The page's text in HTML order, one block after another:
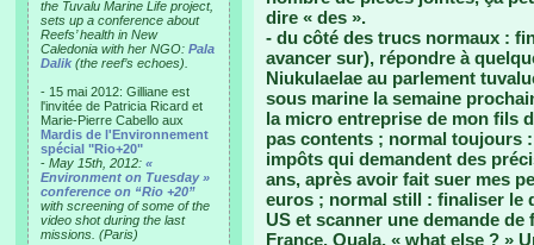
the Tuvalu Marine Life project,
sets up a conference about
Reefs’ health in New
Caledonia with her NGO: Pala
Dalik (the reef’s echoes).
- 15 mai 2012: Gilliane est
l'invitée de Patricia Ricard et
Marie-Pierre Cabello aux
Mardis de l'Environnement
spécial "Rio+20"
- May 15th, 2012: «
Environment on Tuesday »
conference on “Rio +20”
with screening of some of the
video shot during the last
missions. (Paris)
dire « des ».
- du côté des trucs normaux :
avancer sur), répondre à
Niukulaelae au parlement
sous marine la semaine
la micro entreprise de mon fils
pas contents ; normal toujours
impôts qui demandent des
ans, après avoir fait suer mes
euros ; normal still : finaliser le
US et scanner une demande
France. Ouala, « what else ? »